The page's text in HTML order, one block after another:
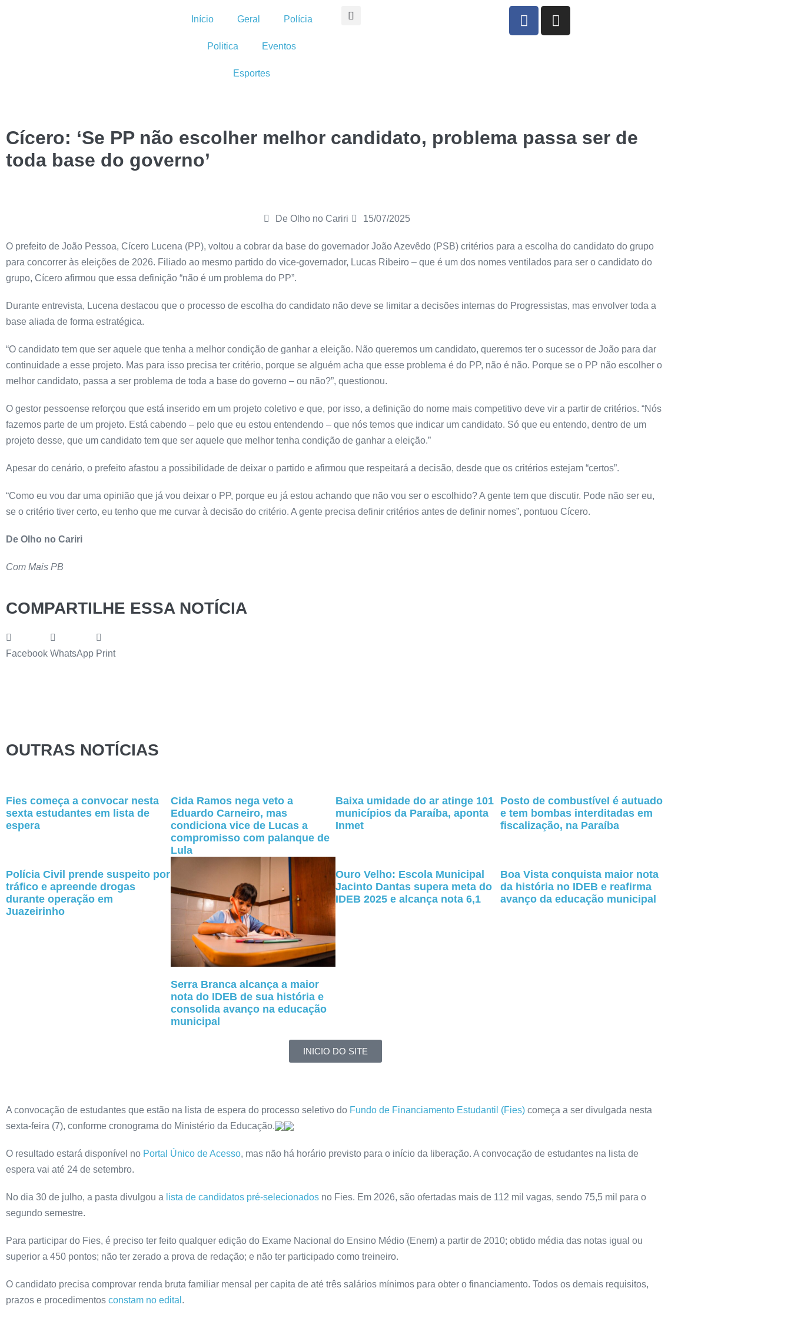
Início Geral Polícia
Politica Eventos
Esportes
Cícero: ‘Se PP não escolher melhor candidato, problema passa ser de
toda base do governo’
De Olho no Cariri 15/07/2025
O prefeito de João Pessoa, Cícero Lucena (PP), voltou a cobrar da base do governador João Azevêdo (PSB) critérios para a escolha do candidato do grupo
para concorrer às eleições de 2026. Filiado ao mesmo partido do vice-governador, Lucas Ribeiro – que é um dos nomes ventilados para ser o candidato do
grupo, Cícero afirmou que essa definição “não é um problema do PP”.
Durante entrevista, Lucena destacou que o processo de escolha do candidato não deve se limitar a decisões internas do Progressistas, mas envolver toda a
base aliada de forma estratégica.
“O candidato tem que ser aquele que tenha a melhor condição de ganhar a eleição. Não queremos um candidato, queremos ter o sucessor de João para dar
continuidade a esse projeto. Mas para isso precisa ter critério, porque se alguém acha que esse problema é do PP, não é não. Porque se o PP não escolher o
melhor candidato, passa a ser problema de toda a base do governo – ou não?”, questionou.
O gestor pessoense reforçou que está inserido em um projeto coletivo e que, por isso, a definição do nome mais competitivo deve vir a partir de critérios. “Nós
fazemos parte de um projeto. Está cabendo – pelo que eu estou entendendo – que nós temos que indicar um candidato. Só que eu entendo, dentro de um
projeto desse, que um candidato tem que ser aquele que melhor tenha condição de ganhar a eleição.”
Apesar do cenário, o prefeito afastou a possibilidade de deixar o partido e afirmou que respeitará a decisão, desde que os critérios estejam “certos”.
“Como eu vou dar uma opinião que já vou deixar o PP, porque eu já estou achando que não vou ser o escolhido? A gente tem que discutir. Pode não ser eu,
se o critério tiver certo, eu tenho que me curvar à decisão do critério. A gente precisa definir critérios antes de definir nomes”, pontuou Cícero.
De Olho no Cariri
Com Mais PB
COMPARTILHE ESSA NOTÍCIA
Facebook WhatsApp Print
OUTRAS NOTÍCIAS
Fies começa a convocar nesta
sexta estudantes em lista de
espera
Cida Ramos nega veto a
Eduardo Carneiro, mas
condiciona vice de Lucas a
compromisso com palanque de
Lula
Baixa umidade do ar atinge 101
municípios da Paraíba, aponta
Inmet
Posto de combustível é autuado
e tem bombas interditadas em
fiscalização, na Paraíba
Polícia Civil prende suspeito por
tráfico e apreende drogas
durante operação em
Juazeirinho
Serra Branca alcança a maior
nota do IDEB de sua história e
consolida avanço na educação
municipal
Ouro Velho: Escola Municipal
Jacinto Dantas supera meta do
IDEB 2025 e alcança nota 6,1
Boa Vista conquista maior nota
da história no IDEB e reafirma
avanço da educação municipal
INICIO DO SITE
A convocação de estudantes que estão na lista de espera do processo seletivo do Fundo de Financiamento Estudantil (Fies) começa a ser divulgada nesta
sexta-feira (7), conforme cronograma do Ministério da Educação.
O resultado estará disponível no Portal Único de Acesso, mas não há horário previsto para o início da liberação. A convocação de estudantes na lista de
espera vai até 24 de setembro.
No dia 30 de julho, a pasta divulgou a lista de candidatos pré-selecionados no Fies. Em 2026, são ofertadas mais de 112 mil vagas, sendo 75,5 mil para o
segundo semestre.
Para participar do Fies, é preciso ter feito qualquer edição do Exame Nacional do Ensino Médio (Enem) a partir de 2010; obtido média das notas igual ou
superior a 450 pontos; não ter zerado a prova de redação; e não ter participado como treineiro.
O candidato precisa comprovar renda bruta familiar mensal per capita de até três salários mínimos para obter o financiamento. Todos os demais requisitos,
prazos e procedimentos constam no edital .